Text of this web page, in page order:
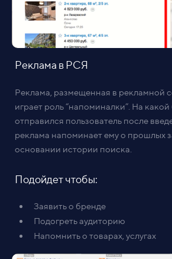
Реклама в РСЯ
Реклама, размещенная в рекламной
играет роль “напоминалки”. На
отправился пользователь после
реклама напоминает ему о прошлых
основании истории поиска.
Подойдет чтобы:
Заявить о бренде
Подогреть аудиторию
Напомнить о товарах, услугах